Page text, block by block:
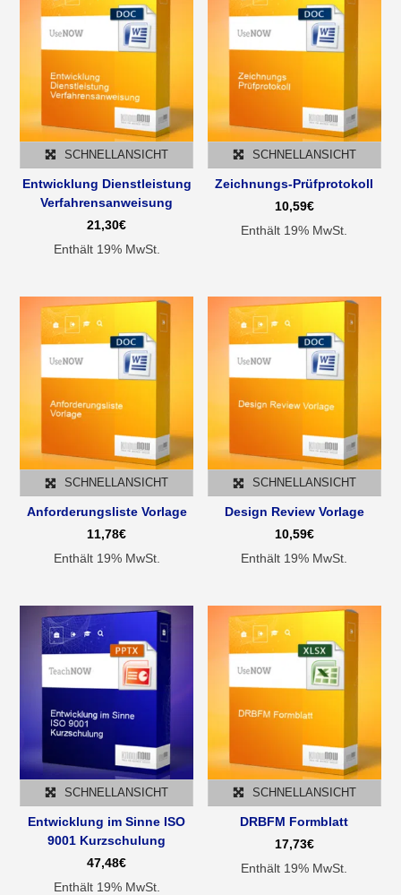
SCHNELLANSICHT
Entwicklung Dienstleistung
Verfahrensanweisung
21,30€
Enthält 19% MwSt.
SCHNELLANSICHT
Zeichnungs-Prüfprotokoll
10,59€
Enthält 19% MwSt.
SCHNELLANSICHT
Anforderungsliste Vorlage
11,78€
Enthält 19% MwSt.
SCHNELLANSICHT
Design Review Vorlage
10,59€
Enthält 19% MwSt.
SCHNELLANSICHT
Entwicklung im Sinne ISO
9001 Kurzschulung
47,48€
Enthält 19% MwSt.
SCHNELLANSICHT
DRBFM Formblatt
17,73€
Enthält 19% MwSt.